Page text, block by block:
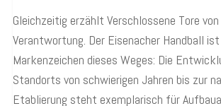
Gleichzeitig erzählt Verschlossene Tore von
Verantwortung. Der Eisenacher Handball ist
Markenzeichen dieses Weges: Die
Standorts von schwierigen Jahren bis zur
Etablierung steht exemplarisch für